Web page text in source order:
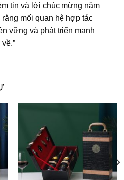
tin và lời chúc mừng năm
mối quan hệ hợp tác
vững và phát triển mạnh